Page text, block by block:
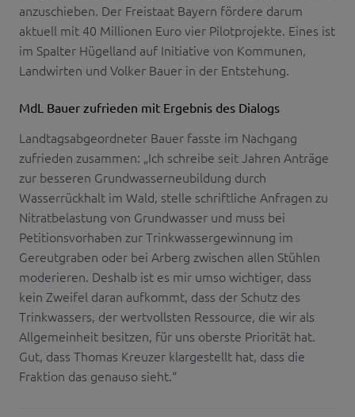
anzuschieben. Der Freistaat Bayern fördere darum
aktuell mit 40 Millionen Euro vier Pilotprojekte. Eines ist
im Spalter Hügelland auf Initiative von Kommunen,
Landwirten und Volker Bauer in der Entstehung.
MdL Bauer zufrieden mit Ergebnis des Dialogs
Landtagsabgeordneter Bauer fasste im Nachgang
zufrieden zusammen: „Ich schreibe seit Jahren Anträge
zur besseren Grundwasserneubildung durch
Wasserrückhalt im Wald, stelle schriftliche Anfragen zu
Nitratbelastung von Grundwasser und muss bei
Petitionsvorhaben zur Trinkwassergewinnung im
Gereutgraben oder bei Arberg zwischen allen Stühlen
moderieren. Deshalb ist es mir umso wichtiger, dass
kein Zweifel daran aufkommt, dass der Schutz des
Trinkwassers, der wertvollsten Ressource, die wir als
Allgemeinheit besitzen, für uns oberste Priorität hat.
Gut, dass Thomas Kreuzer klargestellt hat, dass die
Fraktion das genauso sieht.“